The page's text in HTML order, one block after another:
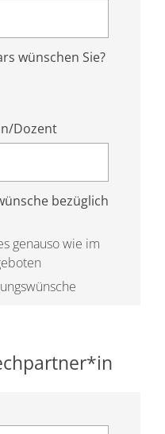
wünschen Sie?
Dozent
bezüglich
genauso wie im